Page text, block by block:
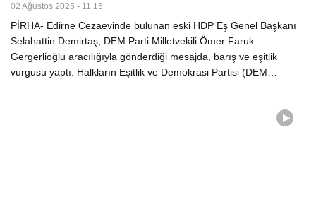
02 Ağustos 2025 - 11:15
PİRHA- Edirne Cezaevinde bulunan eski HDP Eş Genel Başkanı
Selahattin Demirtaş, DEM Parti Milletvekili Ömer Faruk
Gergerlioğlu aracılığıyla gönderdiği mesajda, barış ve eşitlik
vurgusu yaptı. Halkların Eşitlik ve Demokrasi Partisi (DEM…